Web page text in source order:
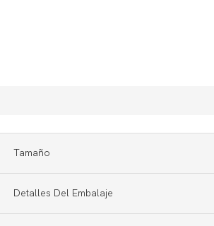
Tamaño
Detalles Del Embalaje